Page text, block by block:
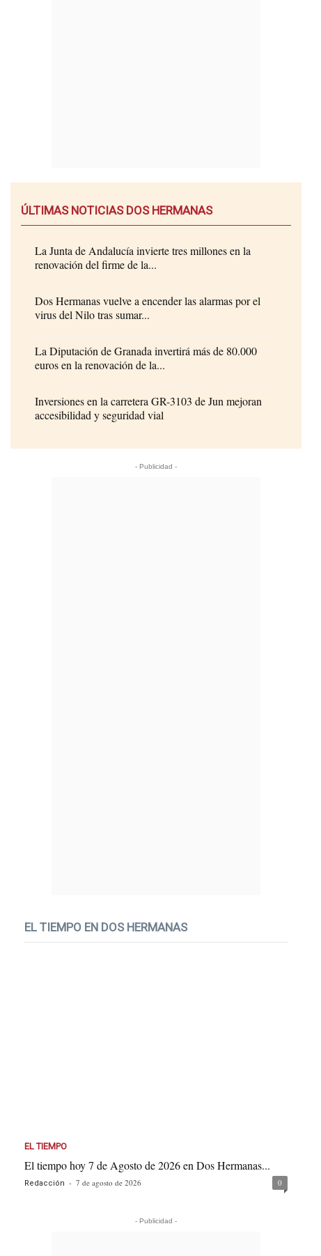
ÚLTIMAS NOTICIAS DOS HERMANAS
La Junta de Andalucía invierte tres millones en la
renovación del firme de la...
Dos Hermanas vuelve a encender las alarmas por el
virus del Nilo tras sumar...
La Diputación de Granada invertirá más de 80.000
euros en la renovación de la...
Inversiones en la carretera GR-3103 de Jun mejoran
accesibilidad y seguridad vial
- Publicidad -
EL TIEMPO EN DOS HERMANAS
EL TIEMPO
El tiempo hoy 7 de Agosto de 2026 en Dos Hermanas...
Redacción - 7 de agosto de 2026 0
- Publicidad -